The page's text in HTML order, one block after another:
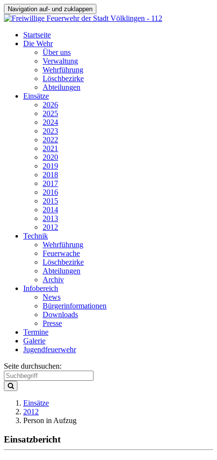
Navigation auf- und zuklappen
Startseite
Die Wehr
Über uns
Verwaltung
Wehrführung
Löschbezirke
Abteilungen
Einsätze
2026
2025
2024
2023
2022
2021
2020
2019
2018
2017
2016
2015
2014
2013
2012
Technik
Wehrführung
Feuerwache
Löschbezirke
Abteilungen
Archiv
Infobereich
News
Bürgerinformationen
Downloads
Presse
Termine
Galerie
Jugendfeuerwehr
Seite durchsuchen:
Einsätze
2012
Person in Aufzug
Einsatzbericht